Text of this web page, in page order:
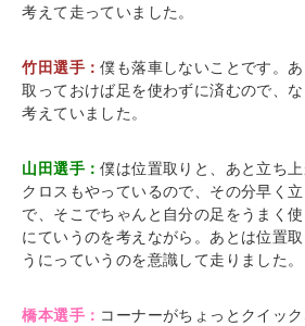
考えて走っていました。
竹田選手：僕も落車しないことです。
取っておけば足を使わずに済むので、
考えていました。
山田選手：僕は位置取りと、あと立ち
クロスもやっているので、その分早く
で、そこでちゃんと自分の足をうまく
にていうのを考えながら。あとは位置
うにっていうのを意識して走りました。
橋本選手： コーナーがちょっとクイッ